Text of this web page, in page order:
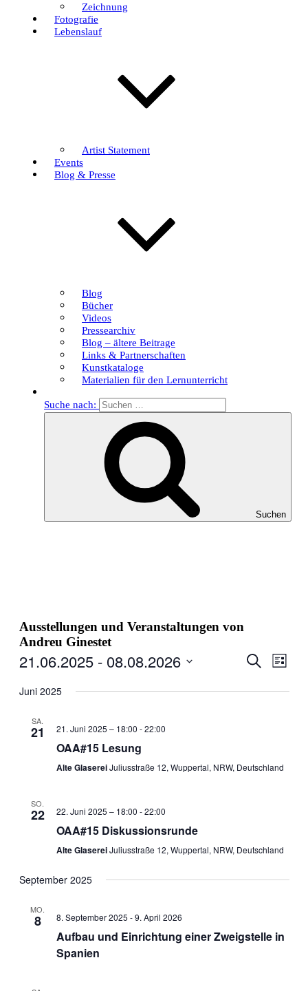
Zeichnung
Fotografie
Lebenslauf
Artist Statement
Events
Blog & Presse
Blog
Bücher
Videos
Pressearchiv
Blog – ältere Beitrage
Links & Partnerschaften
Kunstkataloge
Materialien für den Lernunterricht
Suche nach:
Suchen
Ausstellungen und Veranstaltungen von
Andreu Ginestet
und
Suche
Liste
21.06.2025 - 08.08.2026
wählen.
Juni 2025
SA.
21 21. Juni 2025 – 18:00 -22:00
OAA#15 Lesung
Alte GlasereiJuliusstraße 12, Wuppertal, NRW, Deutschland
SO.
22 22. Juni 2025 – 18:00 -22:00
OAA#15 Diskussionsrunde
Alte GlasereiJuliusstraße 12, Wuppertal, NRW, Deutschland
September 2025
MO.
8 8. September 2025 -9. April 2026
Aufbau und Einrichtung einer Zweigstelle in
Spanien